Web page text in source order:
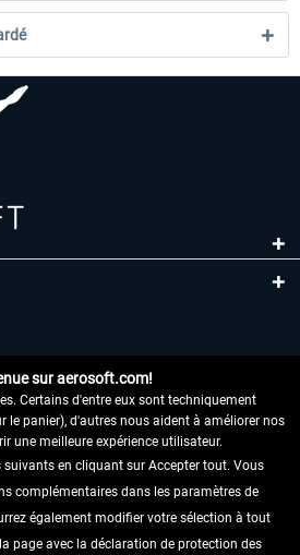
ICI
sur aerosoft.com!
Certains d'entre eux sont techniquement
le panier), d'autres nous aident à améliorer nos
une meilleure expérience utilisateur.
suivants en cliquant sur Accepter tout. Vous
complémentaires dans les paramètres de
également modifier votre sélection à tout
page avec la déclaration de protection des